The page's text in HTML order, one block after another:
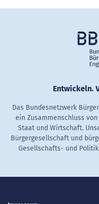
Entwickeln.
Das Bundesnetzwerk
ein Zusammenschluss
Staat und Wirtschaft.
Bürgergesellschaft und
Gesellschafts- und